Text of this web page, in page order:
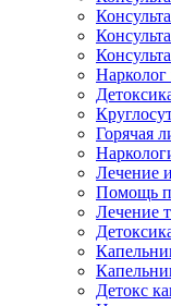
Горячая
Лечение
Помощь
Лечение
Детокс